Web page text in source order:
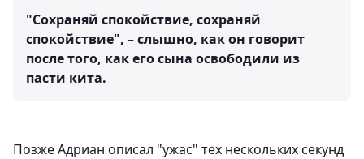
"Сохраняй спокойствие, сохраняй
спокойствие", – слышно, как он говорит
после того, как его сына освободили из
пасти кита.
Позже Адриан описал "ужас" тех нескольких секунд